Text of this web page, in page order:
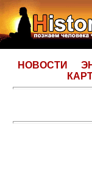
НОВОСТИ